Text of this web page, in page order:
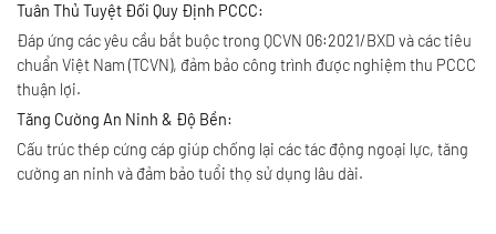
Tuân Thủ Tuyệt Đối Quy Định PCCC:
Đáp ứng các yêu cầu bắt buộc trong QCVN 06:2021/BXD và các tiêu
chuẩn Việt Nam (TCVN), đảm bảo công trình được nghiệm thu PCCC
thuận lợi.
Tăng Cường An Ninh & Độ Bền:
Cấu trúc thép cứng cáp giúp chống lại các tác động ngoại lực, tăng
cường an ninh và đảm bảo tuổi thọ sử dụng lâu dài.